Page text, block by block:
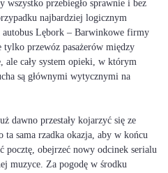
wszystko przebiegło sprawnie i bez
najbardziej logicznym
autobus Lębork – Barwinkowe firmy
przewóz pasażerów między
cały system opieki, w którym
są głównymi wytycznymi na
dawno przestały kojarzyć się ze
ta sama rzadka okazja, aby w końcu
pocztę, obejrzeć nowy odcinek serialu
muzyce. Za pogodę w środku